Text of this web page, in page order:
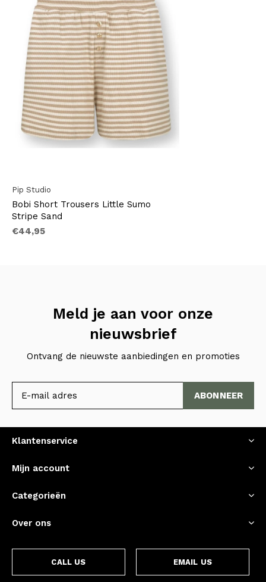
Pip Studio
Bobi Short Trousers Little Sumo
Stripe Sand
€44,95
Meld je aan voor onze
nieuwsbrief
Ontvang de nieuwste aanbiedingen en promoties
ABONNEER
Klantenservice
Mijn account
Categorieën
Over ons
CALL US EMAIL US